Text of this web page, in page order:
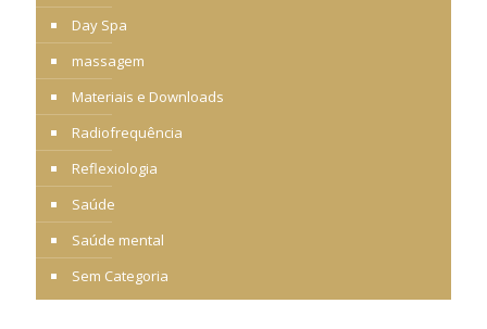
Day Spa
massagem
Materiais e Downloads
Radiofrequência
Reflexiologia
Saúde
Saúde mental
Sem Categoria